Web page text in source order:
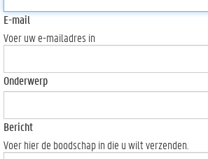
E-mail
Voer uw e-mailadres in
Onderwerp
Bericht
Voer hier de boodschap in die u wilt verzenden.